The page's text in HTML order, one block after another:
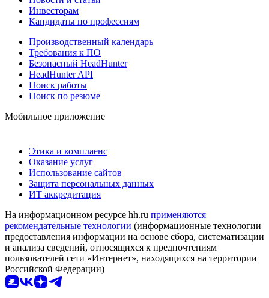
Инвесторам
Кандидаты по профессиям
Производственный календарь
Требования к ПО
Безопасный HeadHunter
HeadHunter API
Поиск работы
Поиск по резюме
Мобильное приложение
Этика и комплаенс
Оказание услуг
Использование сайтов
Защита персональных данных
ИТ аккредитация
На информационном ресурсе hh.ru применяются
рекомендательные технологии (информационные технологии
предоставления информации на основе сбора, систематизации
и анализа сведений, относящихся к предпочтениям
пользователей сети «Интернет», находящихся на территории
Российской Федерации)